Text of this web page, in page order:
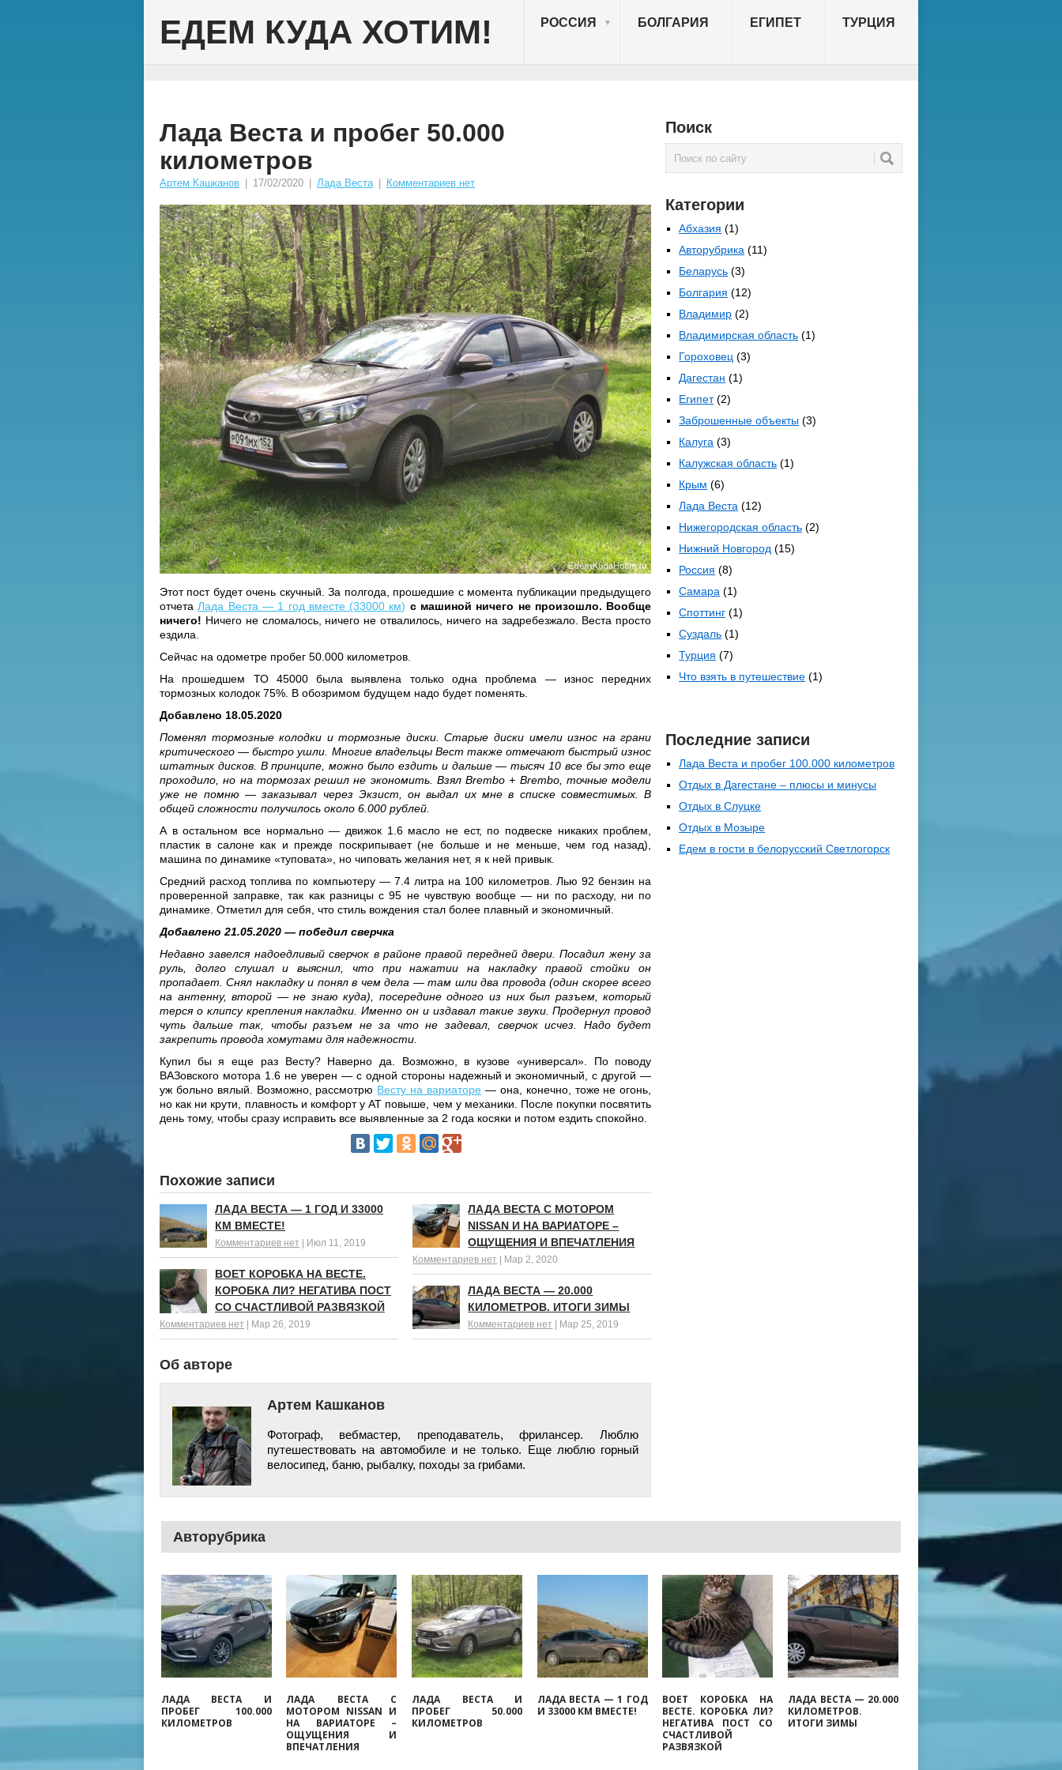
ЕДЕМ КУДА ХОТИМ! РОССИЯ ▼ БОЛГАРИЯ ЕГИПЕТ ТУРЦИЯ
Лада Веста и пробег 50.000
километров
Артем Кашканов 17/02/2020 Лада Веста Комментариев нет
Этот пост будет очень скучный. За полгода, прошедшие с момента публикации предыдущего
отчета Лада Веста — 1 год вместе (33000 км) с машиной ничего не произошло. Вообще
ничего! Ничего не сломалось, ничего не отвалилось, ничего на задребезжало. Веста просто
ездила.
Сейчас на одометре пробег 50.000 километров.
На прошедшем ТО 45000 была выявлена только одна проблема — износ передних
тормозных колодок 75%. В обозримом будущем надо будет поменять.
Добавлено 18.05.2020
Поменял тормозные колодки и тормозные диски. Старые диски имели износ на грани
критического — быстро ушли. Многие владельцы Вест также отмечают быстрый износ
штатных дисков. В принципе, можно было ездить и дальше — тысяч 10 все бы это еще
проходило, но на тормозах решил не экономить. Взял Brembo + Brembo, точные модели
уже не помню —заказывал через Экзист, он выдал их мне в списке совместимых. В
общей сложности получилось около 6.000 рублей.
А в остальном все нормально — движок 1.6 масло не ест, по подвеске никаких проблем,
пластик в салоне как и прежде поскрипывает (не больше и не меньше, чем год назад),
машина по динамике «туповата», но чиповать желания нет, я к ней привык.
Средний расход топлива по компьютеру — 7.4 литра на 100 километров. Лью 92 бензин на
проверенной заправке, так как разницы с 95 не чувствую вообще — ни по расходу, ни по
динамике. Отметил для себя, что стиль вождения стал более плавный и экономичный.
Добавлено 21.05.2020 — победил сверчка
Недавно завелся надоедливый сверчок в районе правой передней двери. Посадил жену за
руль, долго слушал и выяснил, что при нажатии на накладку правой стойки он
пропадает. Снял накладку и понял в чем дела — там шли два провода (один скорее всего
на антенну, второй — не знаю куда), посередине одного из них был разъем, который
терся о клипсу крепления накладки. Именно он и издавал такие звуки. Продернул провод
чуть дальше так, чтобы разъем не за что не задевал, сверчок исчез. Надо будет
закрепить провода хомутами для надежности.
Купил бы я еще раз Весту? Наверно да. Возможно, в кузове «универсал». По поводу
ВАЗовского мотора 1.6 не уверен — с одной стороны надежный и экономичный, с другой —
уж больно вялый. Возможно, рассмотрю Весту на вариаторе — она, конечно, тоже не огонь,
но как ни крути, плавность и комфорт у АТ повыше, чем у механики. После покупки посвятить
день тому, чтобы сразу исправить все выявленные за 2 года косяки и потом ездить спокойно.
Похожие записи
ЛАДА ВЕСТА — 1 ГОД И 33000
КМ ВМЕСТЕ!
Комментариев нет | Июл 11, 2019
ЛАДА ВЕСТА С МОТОРОМ
NISSAN И НА ВАРИАТОРЕ –
ОЩУЩЕНИЯ И ВПЕЧАТЛЕНИЯ
Комментариев нет | Мар 2, 2020
ВОЕТ КОРОБКА НА ВЕСТЕ.
КОРОБКА ЛИ? НЕГАТИВА ПОСТ
СО СЧАСТЛИВОЙ РАЗВЯЗКОЙ
Комментариев нет Мар 26, 2019
ЛАДА ВЕСТА — 20.000
КИЛОМЕТРОВ. ИТОГИ ЗИМЫ
Комментариев нет | Мар 25, 2019
Об авторе
Артем Кашканов
Фотограф, вебмастер, преподаватель, фрилансер. Люблю
путешествовать на автомобиле и не только. Еще люблю горный
велосипед, баню, рыбалку, походы за грибами.
Поиск
Категории
Абхазия (1)
Авторубрика (11)
Беларусь (3)
Болгария (12)
Владимир (2)
Владимирская область (1)
Гороховец (3)
Дагестан (1)
Египет(2)
Заброшенные объекты (3)
Калуга (3)
Калужская область (1)
Крым (6)
Лада Веста (12)
Нижегородская область (2)
Нижний Новгород (15)
Россия (8)
Самара (1)
Споттинг (1)
Суздаль (1)
Турция (7)
Что взять в путешествие (1)
Последние записи
Лада Веста и пробег 100.000 километров
Отдых в Дагестане – плюсы и минусы
Отдых в Слуцке
Отдых в Мозыре
Едем в гости в белорусский Светлогорск
Авторубрика
ЛАДА ВЕСТА И
ПРОБЕГ 100.000
КИЛОМЕТРОВ
ЛАДА ВЕСТА С
МОТОРОМ NISSAN И
НА ВАРИАТОРЕ –
ОЩУЩЕНИЯ И
ВПЕЧАТЛЕНИЯ
ЛАДА ВЕСТА И
ПРОБЕГ 50.000
КИЛОМЕТРОВ
ЛАДА ВЕСТА — 1 ГОД
И 33000 КМ ВМЕСТЕ!
ВОЕТ КОРОБКА НА
ВЕСТЕ. КОРОБКА ЛИ?
НЕГАТИВА ПОСТ СО
СЧАСТЛИВОЙ
РАЗВЯЗКОЙ
ЛАДА ВЕСТА — 20.000
КИЛОМЕТРОВ.
ИТОГИ ЗИМЫ